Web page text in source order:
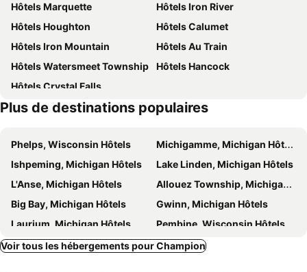
Hôtels Marquette
Hôtels Iron River
Hôtels Houghton
Hôtels Calumet
Hôtels Iron Mountain
Hôtels Au Train
Hôtels Watersmeet Township
Hôtels Hancock
Hôtels Crystal Falls
Plus de destinations populaires
Phelps, Wisconsin Hôtels
Michigamme, Michigan Hôtels
Ishpeming, Michigan Hôtels
Lake Linden, Michigan Hôtels
L'Anse, Michigan Hôtels
Allouez Township, Michigan Hôtels
Big Bay, Michigan Hôtels
Gwinn, Michigan Hôtels
Laurium, Michigan Hôtels
Pembine, Wisconsin Hôtels
Baraga, Michigan Hôtels
Chassell, Michigan Hôtels
Voir tous les hébergements pour Champion